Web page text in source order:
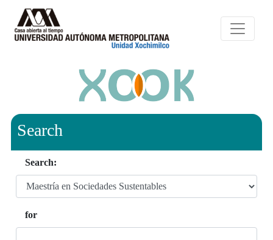
Search
Search:
for